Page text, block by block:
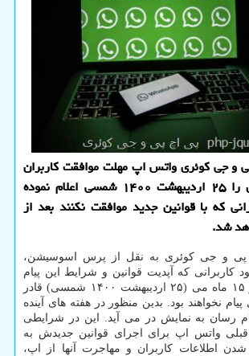
و جی کوئری واتس اپ مهلت موافقت کاربران
با قوانین جدیدش را ۲۵ اردیبهشت ۱۴۰۰ شمسی اعلام نموده
که با قوانین جدید موافقت نکنند بعد از
و جی کوئری به نقل از پرس اسوسیشن،
کاربرانی که آپدیت قوانین و شرایط این پیام
رسان را نپذیرند از ۱۵ ماه می (۲۵ اردیبهشت ۱۴۰۰ شمسی) قادر
نخواهند بود. بدین منظور در هفته های آینده
رسان به نمایش در می آید. این در شرایطی
واتس اپ برای اجرای قوانین جدیدش به
اطلاعات کاربران و مهاجرت آنها از اپ،